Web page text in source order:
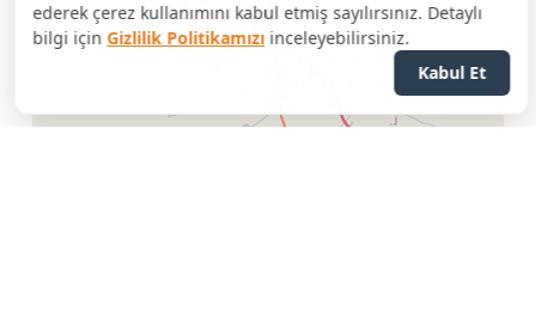
ederek çerez kullanımını kabul etmiş sayılırsınız. Detaylı
bilgi için Gizlilik Politikamızı inceleyebilirsiniz.
Kabul Et